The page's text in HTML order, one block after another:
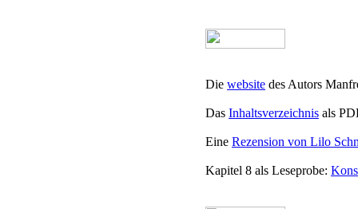
Die website des Autors
Das Inhaltsverzeichnis als
Eine Rezension von Lilo
Kapitel 8 als Leseprobe: